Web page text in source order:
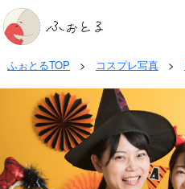
ふぉとるTOP > コスプレ写真 >